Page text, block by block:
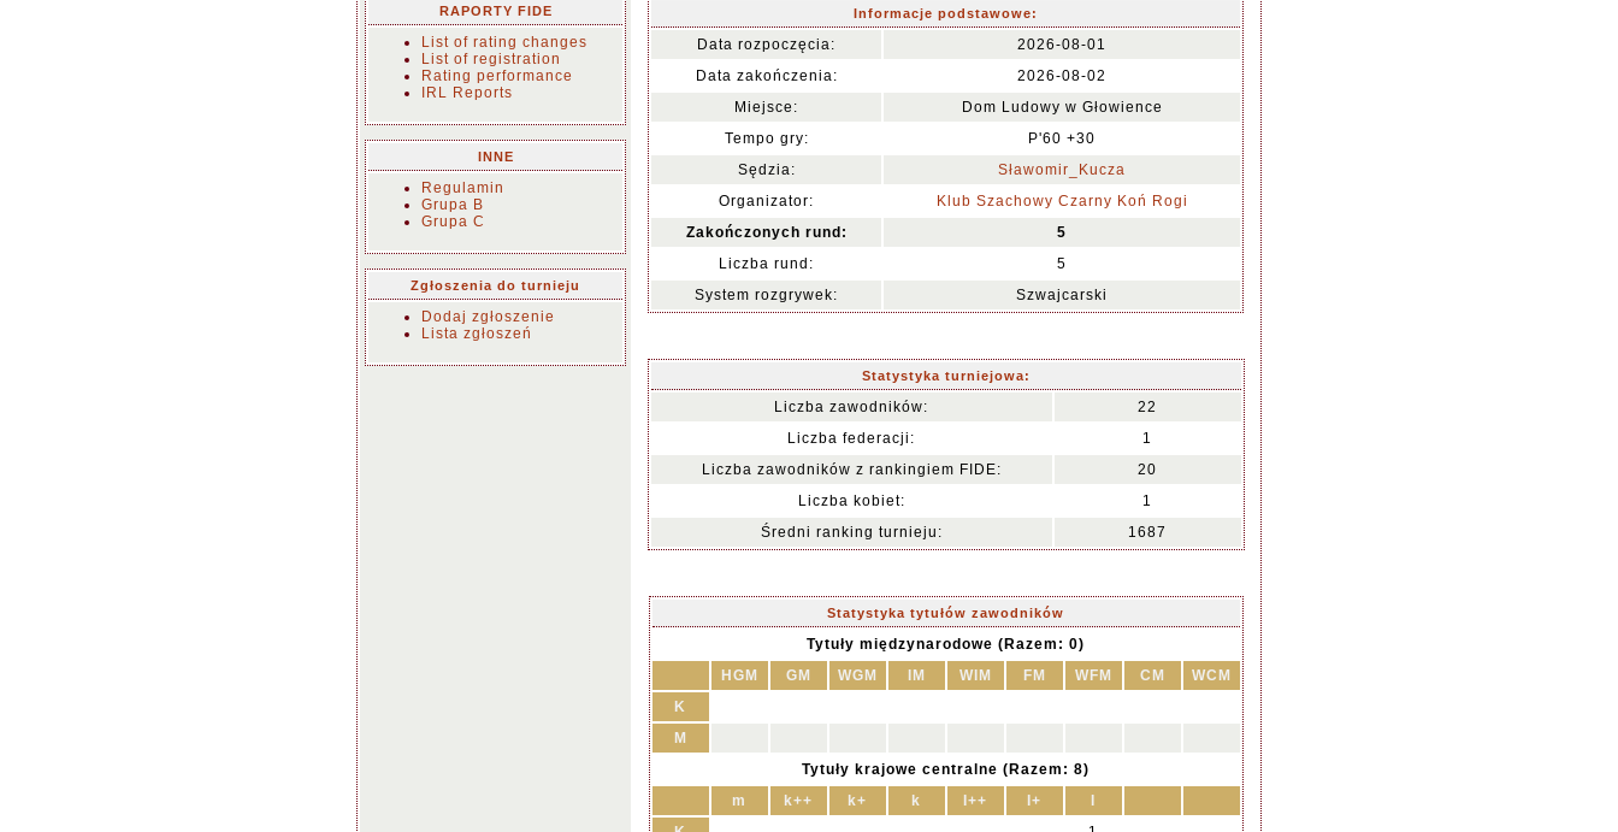
RAPORTY FIDE
List of rating changes
List of registration
Rating performance
IRL Reports
INNE
Regulamin
Grupa B
Grupa C
Zgłoszenia do turnieju
Dodaj zgłoszenie
Lista zgłoszeń
Informacje podstawowe:
Data rozpoczęcia:
2026-08-01
Data zakończenia:
2026-08-02
Miejsce:
Dom Ludowy w Głowience
Tempo gry:
P'60 +30
Sędzia:
Sławomir_Kucza
Organizator:
Klub Szachowy Czarny Koń Rogi
Zakończonych rund:
5
Liczba rund:
5
System rozgrywek:
Szwajcarski
Statystyka turniejowa:
Liczba zawodników:
22
Liczba federacji:
1
Liczba zawodników z rankingiem FIDE:
20
Liczba kobiet:
1
Średni ranking turnieju:
1687
Statystyka tytułów zawodników
Tytuły międzynarodowe (Razem: 0)
HGM
GM WGM IM WIM FM WFM CM
WCM
K
M
Tytuły krajowe centralne (Razem: 8)
m
k++ k+ k I++ I+